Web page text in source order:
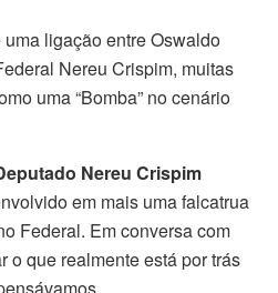
ligação entre Oswaldo
Nereu Crispim, muitas
uma “Bomba” no cenário
Nereu Crispim
em mais uma falcatrua
Federal. Em conversa com
o que realmente está por trás